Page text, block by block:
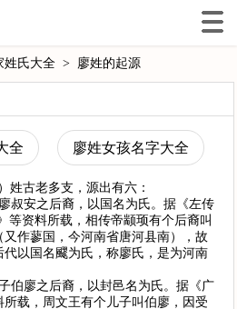
姓氏大全 > 廖姓的起源
全 廖姓女孩名字大全
姓古老多支，源出有六：
叔安之后裔，以国名为氏。据《左传
等资料所载，相传帝颛顼有个后裔叫
作蓼国，今河南省唐河县南），故
以国名飂为氏，称廖氏，是为河南
伯廖之后裔，以封邑名为氏。据《广
载，周文王有个儿子叫伯廖，因受